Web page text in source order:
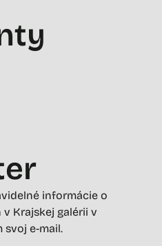
informácie o
Krajskej galérii v
svoj e-mail.